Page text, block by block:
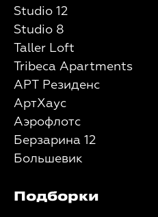
Studio 12
Studio 8
Taller Loft
Tribeca Apartments
АРТ Резиденс
АртХаус
Аэрофлотс
Берзарина 12
Большевик
Подборки